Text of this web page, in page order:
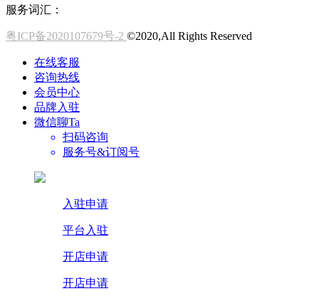
服务词汇：
粤ICP备2020107679号-2 ©2020,All Rights Reserved
在线客服
咨询热线
会员中心
品牌入驻
微信聊Ta
扫码咨询
服务号&订阅号
入驻申请
平台入驻
开店申请
开店申请